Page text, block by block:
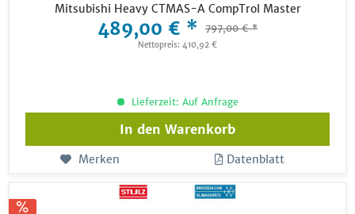
Mitsubishi Heavy CTMAS-A CompTrol Master
489,00 € * 797,00 € *
Nettopreis: 410,92 €
Lieferzeit: Auf Anfrage
In den Warenkorb
Merken Datenblatt